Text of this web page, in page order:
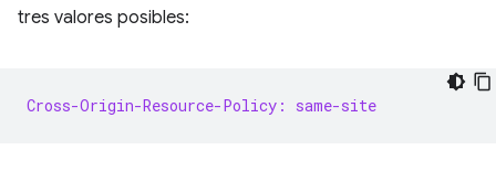
tres valores posibles:
Cross-Origin-Resource-Policy: same-site